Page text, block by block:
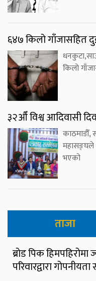
६४७ किलो गाँजासहित
किलो
३२औँ विश्व आदिवासी
काठमाडौँ,
महासङ्घले
भएको
ताजा
ब्रोड पिक
परिवारद्वारा